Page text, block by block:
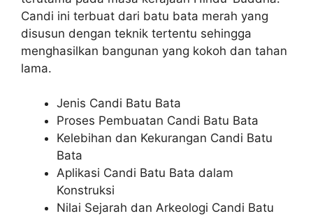
Candi ini terbuat dari batu bata merah yang
disusun dengan teknik tertentu sehingga
menghasilkan bangunan yang kokoh dan tahan
lama.
Jenis Candi Batu Bata
Proses Pembuatan Candi Batu Bata
Kelebihan dan Kekurangan Candi Batu
Bata
Aplikasi Candi Batu Bata dalam
Konstruksi
Nilai Sejarah dan Arkeologi Candi Batu